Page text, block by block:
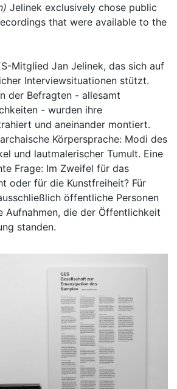
Jelinek exclusively chose public
that were available to the
Mitglied Jan Jelinek, das sich auf
Interviewsituationen stützt.
der Befragten - allesamt
- wurden ihre
und aneinander montiert.
Körpersprache: Modi des
und lautmalerischer Tumult. Eine
Frage: Im Zweifel für das
oder für die Kunstfreiheit? Für
öffentliche Personen
Aufnahmen, die der Öffentlichkeit
standen.